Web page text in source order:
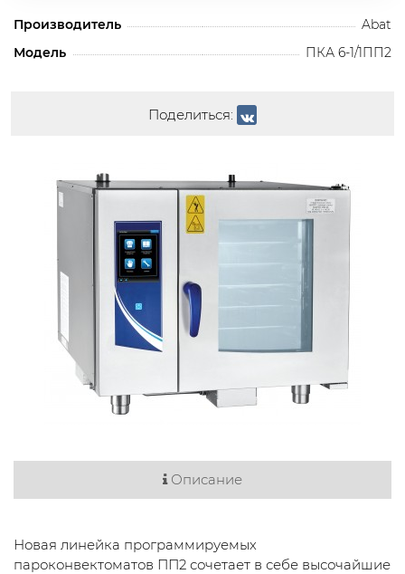
Производитель
Abat
Модель
ПКА 6-1/1ПП2
Поделиться:
Описание
Новая линейка программируемых
пароконвектоматов ПП2 сочетает в себе высочайшие